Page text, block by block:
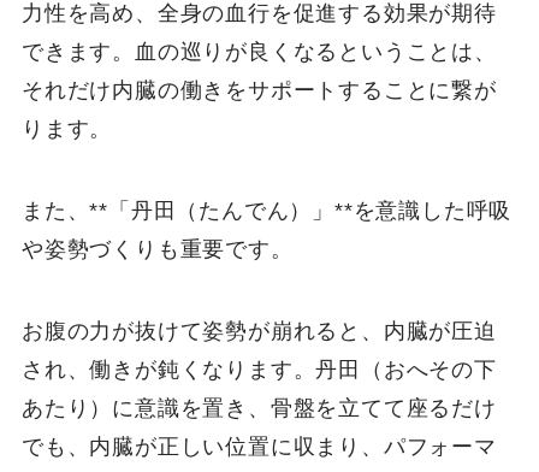
力性を高め、全身の血行を促進する効果が期待
できます。血の巡りが良くなるということは、
それだけ内臓の働きをサポートすることに繋が
ります。
また、**「丹田（たんでん）」**を意識した呼吸
や姿勢づくりも重要です。
お腹の力が抜けて姿勢が崩れると、内臓が圧迫
され、働きが鈍くなります。丹田（おへその下
あたり）に意識を置き、骨盤を立てて座るだけ
でも、内臓が正しい位置に収まり、パフォーマ